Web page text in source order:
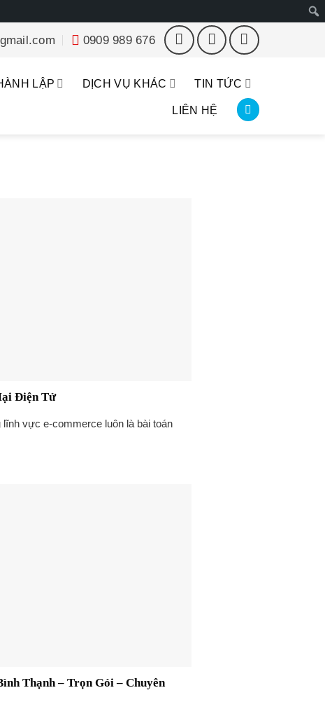
0909 989 676
LẬP DỊCH VỤ KHÁC TIN TỨC
LIÊN HỆ
Điện Tử
vực e-commerce luôn là bài toán
Thạnh – Trọn Gói – Chuyên